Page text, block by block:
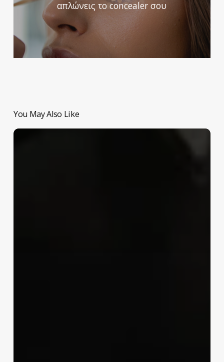
απλώνεις το concealer σου
You May Also Like